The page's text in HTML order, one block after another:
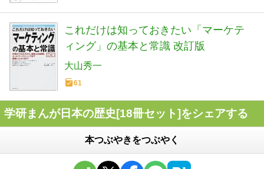
これだけは知っておきたい「マーケテ
ィング」の基本と常識 改訂版
大山秀一
61
学研まんが日本の歴史[18冊セット]をシェアする
本つぶやきをつぶやく